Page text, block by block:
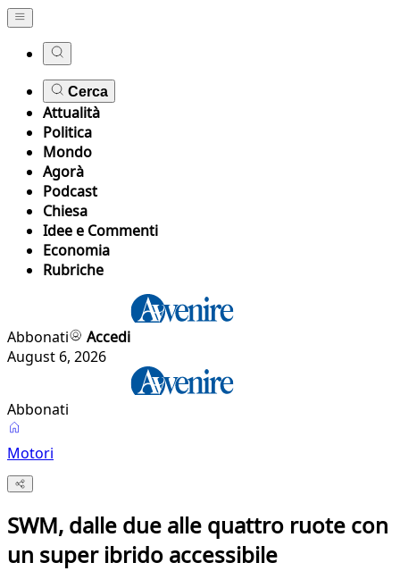
Cerca
Attualità
Politica
Mondo
Agorà
Podcast
Chiesa
Idee e Commenti
Economia
Rubriche
Abbonati
Accedi
August 6, 2026
Abbonati
Motori
SWM, dalle due alle quattro ruote con
un super ibrido accessibile